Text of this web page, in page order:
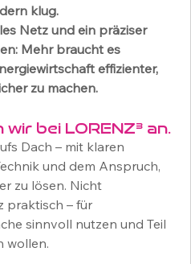
klug.
Netz und ein präziser
Mehr braucht es
effizienter,
zu machen.
bei LORENZ³ an.
Dach – mit klaren
und dem Anspruch,
zu lösen. Nicht
praktisch – für
sinnvoll nutzen und Teil
wollen.